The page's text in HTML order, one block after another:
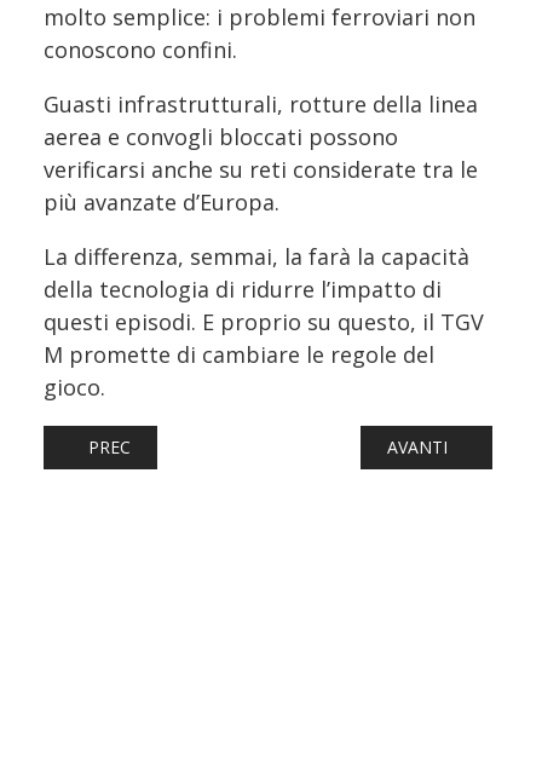
molto semplice: i problemi ferroviari non
conoscono confini.
Guasti infrastrutturali, rotture della linea
aerea e convogli bloccati possono
verificarsi anche su reti considerate tra le
più avanzate d’Europa.
La differenza, semmai, la farà la capacità
della tecnologia di ridurre l’impatto di
questi episodi. E proprio su questo, il TGV
M promette di cambiare le regole del
gioco.
ARTICOLO PRECEDENTE: LAVORI SULLA LINEA AV
PREC ARTICOLO
AVANTI